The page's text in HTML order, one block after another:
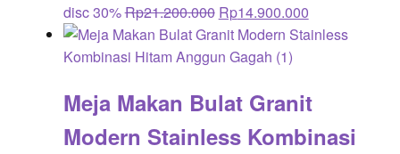
disc 30%Rp21.200.000 Original
price
was:
Rp14.900.000Current
price
Meja Makan Bulat Granit
Modern Stainless Kombinasi